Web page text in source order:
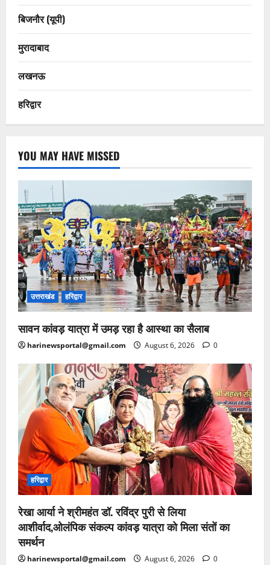
बिजनौर (यूपी)
मुरादाबाद
लखनऊ
हरिद्वार
YOU MAY HAVE MISSED
उत्तराखंड हरिद्वार
सावन कांवड़ यात्रा में उमड़ रहा है आस्था का सैलाब
harinewsportal@gmail.com August 6, 2026 0
हरिद्वार
रेखा आर्या ने श्रीमहंत डॉ. रविंद्र पुरी से लिया
आशीर्वाद,ओलंपिक संकल्प कांवड़ यात्रा को मिला संतों का
समर्थन
harinewsportal@gmail.com August 6, 2026 0